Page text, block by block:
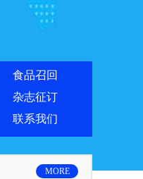
食品召回
杂志征订
联系我们
MORE